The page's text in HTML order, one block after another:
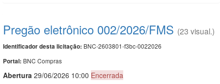
Pregão eletrônico 002/2026/FMS (23 visual.)
Identificador desta licitação: BNC-2603801-f3bc-0022026
Portal: BNC Compras
Abertura 29/06/2026 10:00 Encerrada